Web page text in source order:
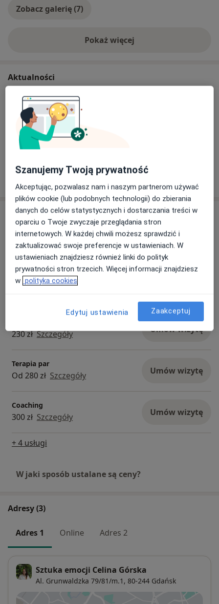
Zobacz galerię (7)
Pokaż więcejo doświadczeniu
Aktualności
mgr Celina Górska-Galińska
Al. Grunwaldzka 79/81/m.1, 80-244 Gdańsk
W dniach 3-10.07.2026 będę przebywać na
urlopie. Na wszelkie wiadomości odpowiem po
powrocie.
13/06/2026
Usługi i ceny
Konsultacja psychoterapeutyczna
(pierwsza wizyta)
Od 230 zł Szczegóły
Umów wizytę
Psychoterapia indywidualna
230 zł Szczegóły Umów wizytę
Terapia par
Od 280 zł Szczegóły Umów wizytę
Coaching
300 zł Szczegóły Umów wizytę
+ 4 usługi
W jaki sposób ustalane są ceny?
Adresy (3)
Adres 1 Online Adres 2
Sztuka emocji Celina Górska
Al. Grunwaldzka 79/81/m.1, 80-244 Gdańsk
Szanujemy Twoją prywatność
Akceptując, pozwalasz nam i naszym partnerom używać
plików cookie (lub podobnych technologii) do zbierania
danych do celów statystycznych i dostarczania treści w
oparciu o Twoje zwyczaje przeglądania stron
internetowych. W każdej chwili możesz sprawdzić i
zaktualizować swoje preferencje w ustawieniach. W
ustawieniach znajdziesz również linki do polityk
prywatności stron trzecich. Więcej informacji znajdziesz
w polityka cookies
Edytuj ustawienia Zaakceptuj